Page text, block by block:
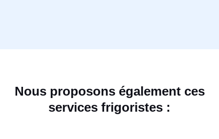
Nous proposons également ces
services frigoristes :